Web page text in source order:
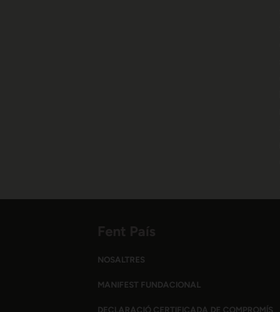
NOSALTRES
MANIFEST FUNDACIONAL
DECLARACIÓ CERTIFICADA DE COMPROMÍS